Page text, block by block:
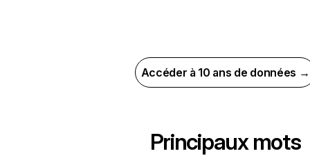
Accéder à 10 ans de données →
Principaux mots